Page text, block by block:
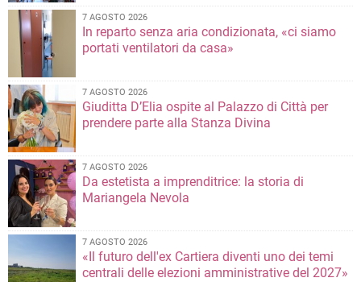
7 AGOSTO 2026
In reparto senza aria condizionata, «ci siamo
portati ventilatori da casa»
7 AGOSTO 2026
Giuditta D’Elia ospite al Palazzo di Città per
prendere parte alla Stanza Divina
7 AGOSTO 2026
Da estetista a imprenditrice: la storia di
Mariangela Nevola
7 AGOSTO 2026
«Il futuro dell'ex Cartiera diventi uno dei temi
centrali delle elezioni amministrative del 2027»